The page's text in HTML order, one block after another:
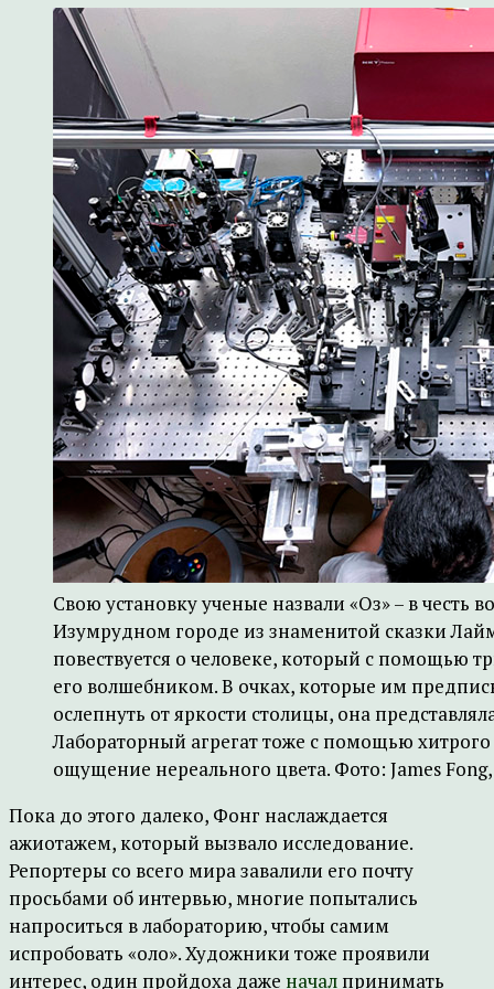
Свою установку ученые назвали «Оз» – в честь
Изумрудном городе из знаменитой сказки
повествуется о человеке, который с помощью
его волшебником. В очках, которые им
ослепнуть от яркости столицы, она
Лабораторный агрегат тоже с помощью
ощущение нереального цвета. Фото: James
Пока до этого далеко, Фонг наслаждается
ажиотажем, который вызвало исследование.
Репортеры со всего мира завалили его почту
просьбами об интервью, многие попытались
напроситься в лабораторию, чтобы самим
испробовать «оло». Художники тоже проявили
интерес, один пройдоха даже начал принимать